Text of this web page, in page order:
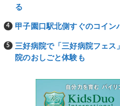
る
甲子園口駅北側すぐのコイン
三好病院で「三好病院フェス
院のおしごと体験も